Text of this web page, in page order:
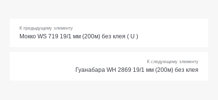
К предыдущему элементу
Мокко WS 719 19/1 мм (200м) без клея ( U )
К следующему элементу
Гуанабара WH 2869 19/1 мм (200м) без клея